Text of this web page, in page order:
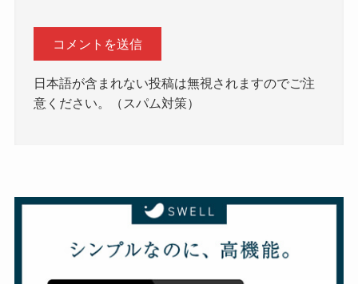
日本語が含まれない投稿は無視されますのでご注
意ください。（スパム対策）